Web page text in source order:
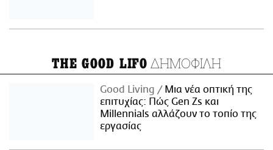
THE GOOD LIFO ΔΗΜΟΦΙΛΗ
Good Living
Μια νέα οπτική της
επιτυχίας: Πώς Gen Zs και
Millennials αλλάζουν το τοπίο της
εργασίας